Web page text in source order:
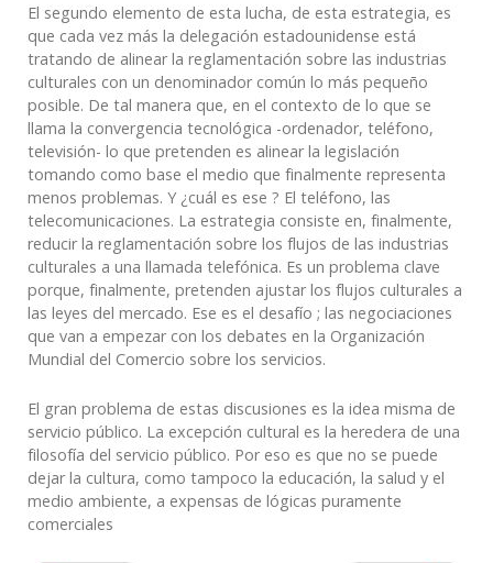
El segundo elemento de esta lucha, de esta estrategia, es
que cada vez más la delegación estadounidense está
tratando de alinear la reglamentación sobre las industrias
culturales con un denominador común lo más pequeño
posible. De tal manera que, en el contexto de lo que se
llama la convergencia tecnológica -ordenador, teléfono,
televisión- lo que pretenden es alinear la legislación
tomando como base el medio que finalmente representa
menos problemas. Y ¿cuál es ese ? El teléfono, las
telecomunicaciones. La estrategia consiste en, finalmente,
reducir la reglamentación sobre los flujos de las industrias
culturales a una llamada telefónica. Es un problema clave
porque, finalmente, pretenden ajustar los flujos culturales a
las leyes del mercado. Ese es el desafío ; las negociaciones
que van a empezar con los debates en la Organización
Mundial del Comercio sobre los servicios.
El gran problema de estas discusiones es la idea misma de
servicio público. La excepción cultural es la heredera de una
filosofía del servicio público. Por eso es que no se puede
dejar la cultura, como tampoco la educación, la salud y el
medio ambiente, a expensas de lógicas puramente
comerciales